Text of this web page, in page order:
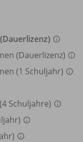
(Dauerlizenz)
(1 Schuljahr)
Schuljahre)